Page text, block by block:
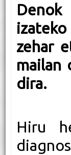
zehar
mailan
dira.
Hiru